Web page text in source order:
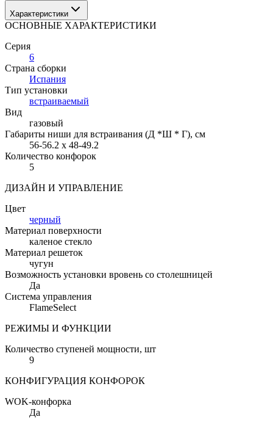
Характеристики
ОСНОВНЫЕ ХАРАКТЕРИСТИКИ
Серия
6
Страна сборки
Испания
Тип установки
встраиваемый
Вид
газовый
Габариты ниши для встраивания (Д *Ш * Г), см
56-56.2 х 48-49.2
Количество конфорок
5
ДИЗАЙН И УПРАВЛЕНИЕ
Цвет
черный
Материал поверхности
каленое стекло
Материал решеток
чугун
Возможность установки вровень со столешницей
Да
Система управления
FlameSelect
РЕЖИМЫ И ФУНКЦИИ
Количество ступеней мощности, шт
9
КОНФИГУРАЦИЯ КОНФОРОК
WOK-конфорка
Да